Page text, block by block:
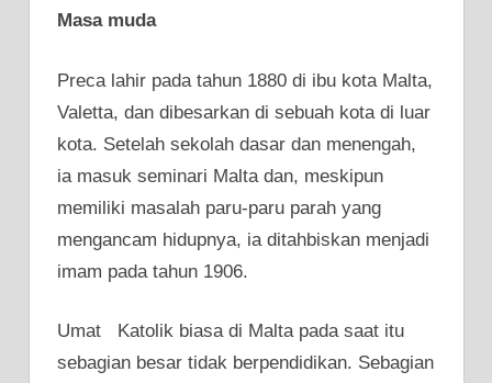
Masa muda
Preca lahir pada tahun 1880 di ibu kota Malta,
Valetta, dan dibesarkan di sebuah kota di luar
kota. Setelah sekolah dasar dan menengah,
ia masuk seminari Malta dan, meskipun
memiliki masalah paru-paru parah yang
mengancam hidupnya, ia ditahbiskan menjadi
imam pada tahun 1906.
Umat Katolik biasa di Malta pada saat itu
sebagian besar tidak berpendidikan. Sebagian